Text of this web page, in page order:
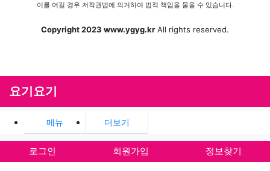
이를 어길 경우 저작권법에 의거하여 법적 책임을 물을 수 있습니다.
Copyright 2023 www.ygyg.kr All rights reserved.
요기요기
메뉴 더보기
로그인 회원가입 정보찾기